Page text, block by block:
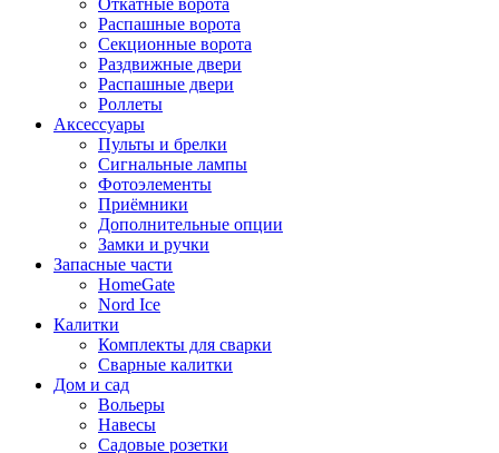
Откатные ворота
Распашные ворота
Секционные ворота
Раздвижные двери
Распашные двери
Роллеты
Аксессуары
Пульты и брелки
Сигнальные лампы
Фотоэлементы
Приёмники
Дополнительные опции
Замки и ручки
Запасные части
HomeGate
Nord Ice
Калитки
Комплекты для сварки
Сварные калитки
Дом и сад
Вольеры
Навесы
Садовые розетки